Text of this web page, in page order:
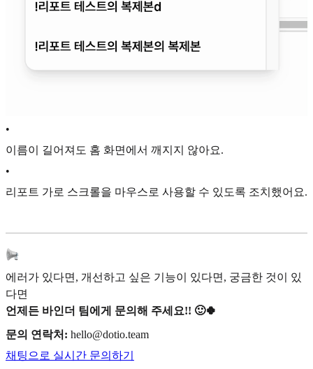
•
이름이 길어져도 홈 화면에서 깨지지 않아요.
•
리포트 가로 스크롤을 마우스로 사용할 수 있도록 조치했어요.
에러가 있다면, 개선하고 싶은 기능이 있다면, 궁금한 것이 있
다면
언제든 바인더 팀에게 문의해 주세요!! 🙂🍀
문의 연락처: hello@dotio.team
채팅으로 실시간 문의하기